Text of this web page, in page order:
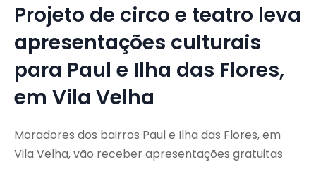
Projeto de circo e teatro leva
apresentações culturais
para Paul e Ilha das Flores,
em Vila Velha
Moradores dos bairros Paul e Ilha das Flores, em
Vila Velha, vão receber apresentações gratuitas